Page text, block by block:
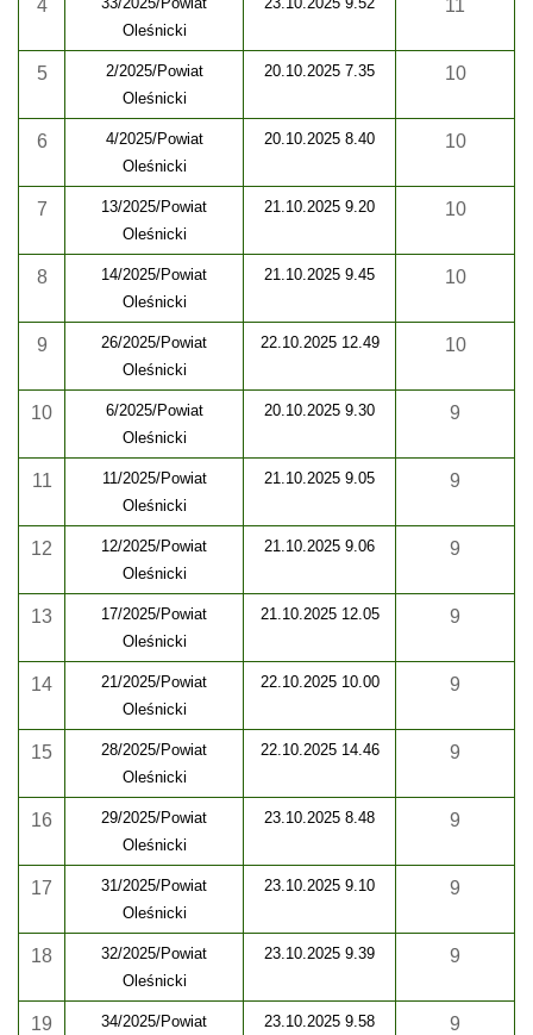
4
Oleśnicki
11
5
2/2025/Powiat
Oleśnicki
20.10.2025 7.35 10
6
4/2025/Powiat
Oleśnicki
20.10.2025 8.40 10
7
13/2025/Powiat
Oleśnicki
21.10.2025 9.20 10
8
14/2025/Powiat
Oleśnicki
21.10.2025 9.45 10
9
26/2025/Powiat
Oleśnicki
22.10.2025 12.49 10
10
6/2025/Powiat
Oleśnicki
20.10.2025 9.30 9
11
11/2025/Powiat
Oleśnicki
21.10.2025 9.05 9
12
12/2025/Powiat
Oleśnicki
21.10.2025 9.06 9
13
17/2025/Powiat
Oleśnicki
21.10.2025 12.05 9
14
21/2025/Powiat
Oleśnicki
22.10.2025 10.00 9
15
28/2025/Powiat
Oleśnicki
22.10.2025 14.46 9
16
29/2025/Powiat
Oleśnicki
23.10.2025 8.48 9
17
31/2025/Powiat
Oleśnicki
23.10.2025 9.10 9
18
32/2025/Powiat
Oleśnicki
23.10.2025 9.39 9
19
34/2025/Powiat
23.10.2025 9.58 9